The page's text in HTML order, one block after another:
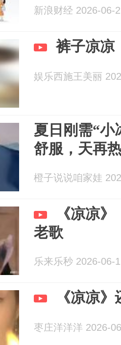
新浪财经 2026-06-
裤子凉凉
娱乐西施王美丽
夏日刚需“小
舒服，天再
橙子说说咱家娃
《凉凉
老歌
乐来乐秒 2026-06-
《凉凉
枣庄洋洋洋 2026-